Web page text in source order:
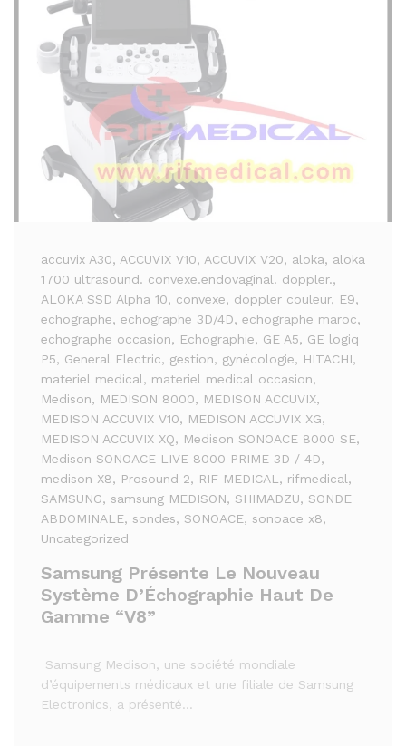
accuvix A30, ACCUVIX V10, ACCUVIX V20, aloka, aloka
1700 ultrasound. convexe.endovaginal. doppler.,
ALOKA SSD Alpha 10, convexe, doppler couleur, E9,
echographe, echographe 3D/4D, echographe maroc,
echographe occasion, Echographie, GE A5, GE logiq
P5, General Electric, gestion, gynécologie, HITACHI,
materiel medical, materiel medical occasion,
Medison, MEDISON 8000, MEDISON ACCUVIX,
MEDISON ACCUVIX V10, MEDISON ACCUVIX XG,
MEDISON ACCUVIX XQ, Medison SONOACE 8000 SE,
Medison SONOACE LIVE 8000 PRIME 3D / 4D,
medison X8, Prosound 2, RIF MEDICAL , rifmedical,
SAMSUNG, samsung MEDISON, SHIMADZU, SONDE
ABDOMINALE, sondes, SONOACE, sonoace x8,
Uncategorized
Samsung Présente Le Nouveau
Système D’Échographie Haut De
Gamme “V8”
Samsung Medison, une société mondiale
d’équipements médicaux et une filiale de Samsung
Electronics, a présenté…